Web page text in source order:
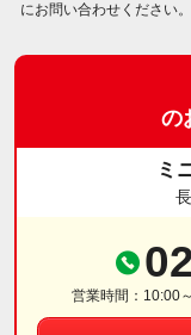
にお問い合わせください。
の
ミ
営業時間：10:00